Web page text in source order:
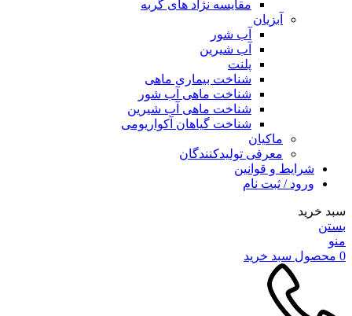
مقایسه نژاد های گربه
آبزیان
آب شور
آب شیرین
پلنت
شناخت بیماری ماهی
شناخت ماهی آب شور
شناخت ماهی آب شیرین
شناخت گیاهان آکواریومی
ماکیان
معرفی تولیدکنندگان
شرایط و قوانین
ورود / ثبت نام
سبد خرید
بستن
منو
0 محصول سبد خرید